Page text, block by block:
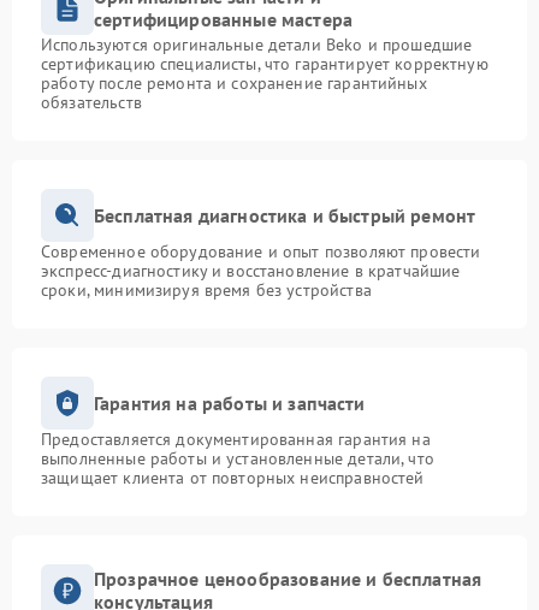
сертифицированные мастера
Используются оригинальные детали Beko и прошедшие
сертификацию специалисты, что гарантирует корректную
работу после ремонта и сохранение гарантийных
обязательств
Бесплатная диагностика и быстрый ремонт
Современное оборудование и опыт позволяют провести
экспресс-диагностику и восстановление в кратчайшие
сроки, минимизируя время без устройства
Гарантия на работы и запчасти
Предоставляется документированная гарантия на
выполненные работы и установленные детали, что
защищает клиента от повторных неисправностей
Прозрачное ценообразование и бесплатная
консультация